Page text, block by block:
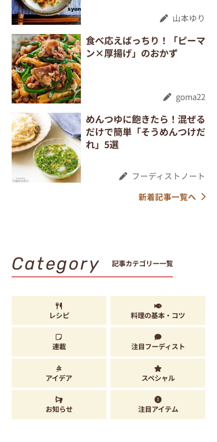
山本ゆり
食べ応えばっちり！「ピーマ
ン×厚揚げ」のおかず
goma22
めんつゆに飽きたら！混ぜる
だけで簡単「そうめんつけだ
れ」5選
フーディストノート
新着記事一覧へ
Category 記事カテゴリー一覧
レシピ 料理の基本・コツ
連載 注目フーディスト
アイデア スペシャル
お知らせ 注目アイテム